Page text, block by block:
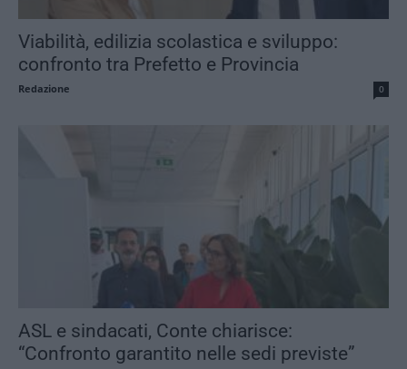
Viabilità, edilizia scolastica e sviluppo:
confronto tra Prefetto e Provincia
Redazione 0
ASL e sindacati, Conte chiarisce:
“Confronto garantito nelle sedi previste”